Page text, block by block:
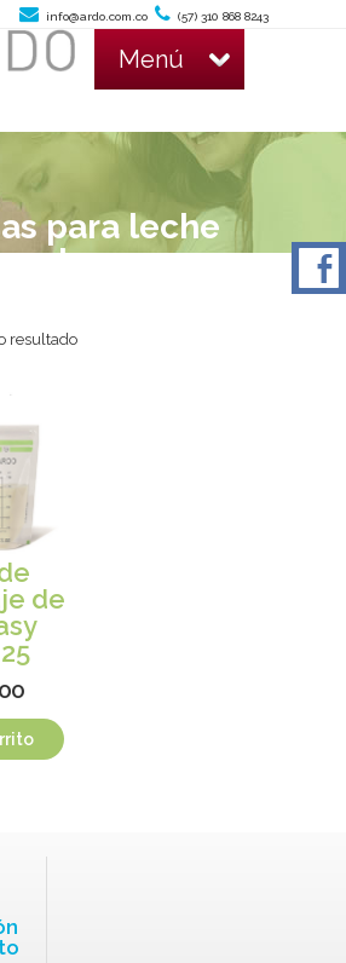
info@ardo.com.co (57) 310 868 8243
Menú
para leche
materna
resultado
de